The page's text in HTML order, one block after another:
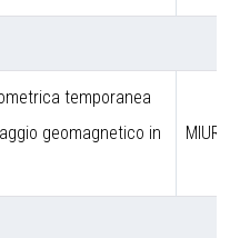
temporanea
geomagnetico in
MIUR